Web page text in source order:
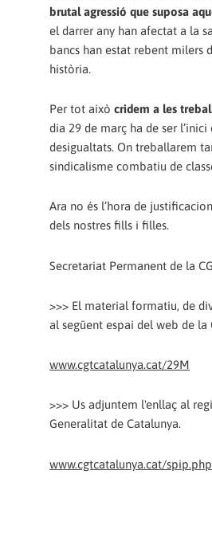
brutal agressió que suposa
el darrer any han afectat a la
bancs han estat rebent milers
història.
Per tot això cridem a les
dia 29 de març ha de ser
desigualtats. On treballarem
sindicalisme combatiu de
Ara no és l’hora de
dels nostres fills i filles.
Secretariat Permanent de la
>>> El material formatiu, de
al següent espai del web de la
www.cgtcatalunya.cat/29M
>>> Us adjuntem l'enllaç al
Generalitat de Catalunya.
www.cgtcatalunya.cat/